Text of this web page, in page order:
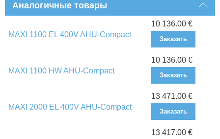
Аналогичные товары
MAXI 1100 EL 400V AHU-Compact
10 136.00 €
Заказать
MAXI 1100 HW AHU-Compact
10 136.00 €
Заказать
MAXI 2000 EL 400V AHU-Compact
13 471.00 €
Заказать
13 417.00 €